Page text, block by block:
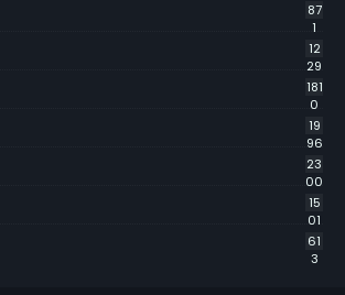
87
1
12
29
181
0
19
96
23
00
15
01
61
3